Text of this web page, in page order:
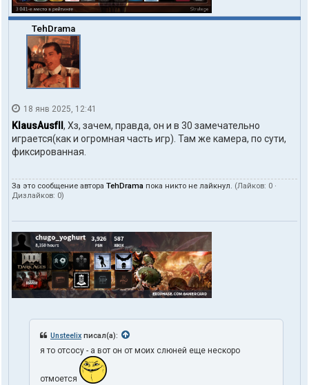
TehDrama
18 янв 2025, 12:41
KlausAusfII , Хз, зачем, правда, он и в 30 замечательно
играется(как и огромная часть игр). Там же камера, по сути,
фиксированная.
За это сообщение автора TehDrama пока никто не лайкнул. (Лайков: 0 ·
Дизлайков: 0)
Unsteelix писал(а):
я то отсосу - а вот он от моих слюней еще нескоро
отмоется